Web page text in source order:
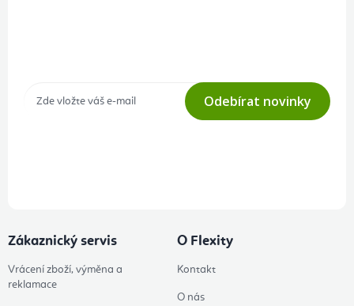
Odebírat novinky
Zákaznický servis
Vrácení zboží, výměna a
reklamace
O Flexity
Kontakt
O nás